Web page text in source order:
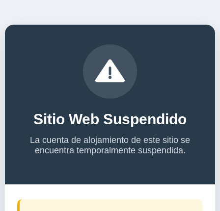
Sitio Web Suspendido
La cuenta de alojamiento de este sitio se
encuentra temporalmente suspendida.